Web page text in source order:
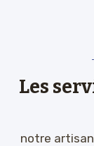
Les
notre